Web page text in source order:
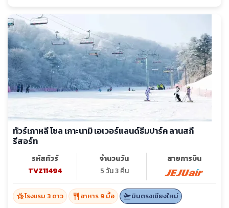
ทัวร์เกาหลี โซล เกาะนามิ เอเวอร์แลนด์ธีมปาร์ค ลานสกี
รีสอร์ท
รหัสทัวร์
TVZ11494
จำนวนวัน
5 วัน 3 คืน
สายการบิน
hotel_classโรงแรม 3 ดาว restaurant อาหาร 9 มื้อ flight_takeoffบินตรงเชียงใหม่